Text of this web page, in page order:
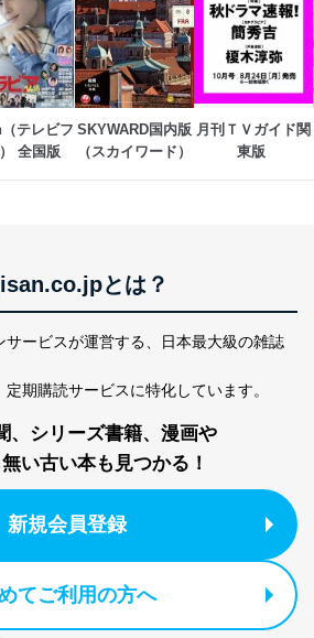
＆
サイトのサービス内容のご案内の
ため
ｅメール等による商品、サービ
ス、キャンペーン等の広告に関す
るご案内のため
採用選考、ご連絡のため
人事、総務などの雇用管理等のた
め
の
サービス、キャンペーン等の広告
に関するご案内のため
ン
よびその分析のため
処、オペレーター教育など応対品
その他当社のプライバシーポリシ
ー等にて公表する利用目的達成の
ため
人情報）の利用目的であり、下記4.の
は、パートナー（提携企業）様又は
にご請求いただきますようお願い致し
テレビフ
全国版
SKYWARD国内版
（スカイワード）
月刊ＴＶガイド関
とは？
ービスが運営する、
日本最大級の雑誌
定期購読サービスに特化しています。
、シリーズ書籍、漫画や
い古い本も見つかる！
新規会員登録
てご利用の方へ